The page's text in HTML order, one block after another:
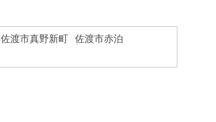
佐渡市真野新町
佐渡市赤泊